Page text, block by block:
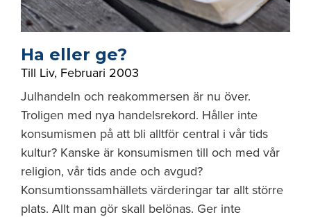
Ha eller ge?
Till Liv, Februari 2003
Julhandeln och reakommersen är nu över.
Troligen med nya handelsrekord. Håller inte
konsumismen på att bli alltför central i vår tids
kultur? Kanske är konsumismen till och med vår
religion, vår tids ande och avgud?
Konsumtionssamhällets värderingar tar allt större
plats. Allt man gör skall belönas. Ger inte